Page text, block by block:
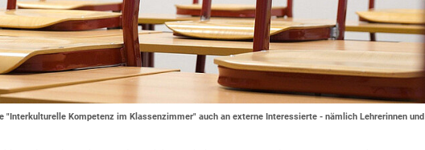
"Interkulturelle Kompetenz im Klassenzimmer" auch an externe Interessierte - nämlich Lehrerinnen und